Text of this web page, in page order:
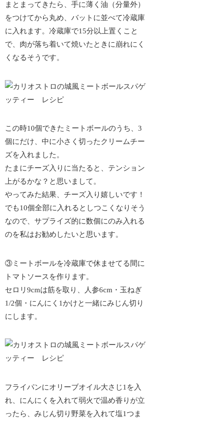
まとまってきたら、手に薄く油（分量外）
をつけてから丸め、バットに並べて冷蔵庫
に入れます。冷蔵庫で15分以上置くこと
で、肉が落ち着いて焼いたときに崩れにく
くなるそうです。
この時10個できたミートボールのうち、3
個にだけ、中に小さく切ったクリームチー
ズを入れました。
たまにチーズ入りに当たると、テンション
上がるかな？と思いまして。
やってみた結果、チーズ入り嬉しいです！
でも10個全部に入れるとしつこくなりそう
なので、サプライズ的に数個にのみ入れる
のを私はお勧めしたいと思います。
③ミートボールを冷蔵庫で休ませてる間に
トマトソースを作ります。
セロリ9cmは筋を取り、人参6cm・玉ねぎ
1/2個・にんにく1かけと一緒にみじん切り
にします。
フライパンにオリーブオイル大さじ1を入
れ、にんにくを入れて弱火で温め香りが立
ったら、みじん切り野菜を入れて塩1つま